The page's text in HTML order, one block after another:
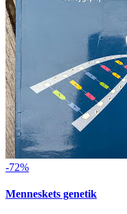
-72%
Menneskets genetik